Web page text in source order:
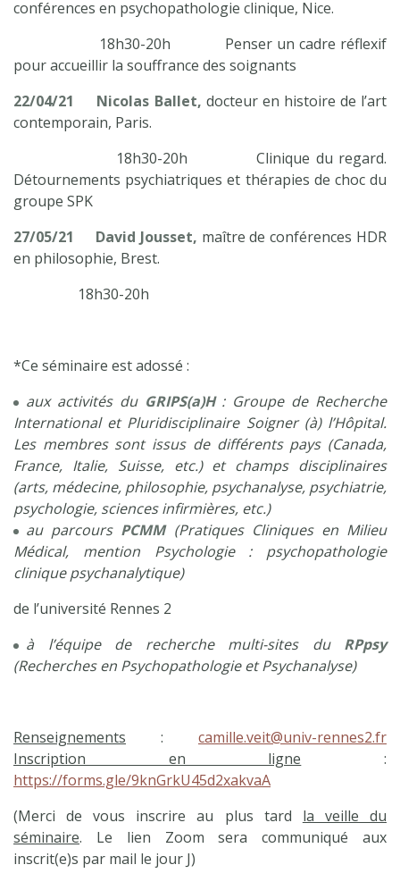
conférences en psychopathologie clinique, Nice.
18h30-20h Penser un cadre réflexif
pour accueillir la souffrance des soignants
22/04/21 Nicolas Ballet, docteur en histoire de l’art
contemporain, Paris.
18h30-20h Clinique du regard.
Détournements psychiatriques et thérapies de choc du
groupe SPK
27/05/21 David Jousset, maître de conférences HDR
en philosophie, Brest.
18h30-20h
*Ce séminaire est adossé :
aux activités du GRIPS(a)H : Groupe de Recherche
International et Pluridisciplinaire Soigner (à) l’Hôpital.
Les membres sont issus de différents pays (Canada,
France, Italie, Suisse, etc.) et champs disciplinaires
(arts, médecine, philosophie, psychanalyse, psychiatrie,
psychologie, sciences infirmières, etc.)
au parcours PCMM (Pratiques Cliniques en Milieu
Médical, mention Psychologie : psychopathologie
clinique psychanalytique)
de l’université Rennes 2
à l’équipe de recherche multi-sites du RPpsy
(Recherches en Psychopathologie et Psychanalyse)
Renseignements : camille.veit@univ-rennes2.fr
Inscription en ligne :
https://forms.gle/9knGrkU45d2xakvaA
(Merci de vous inscrire au plus tard la veille du
séminaire. Le lien Zoom sera communiqué aux
inscrit(e)s par mail le jour J)